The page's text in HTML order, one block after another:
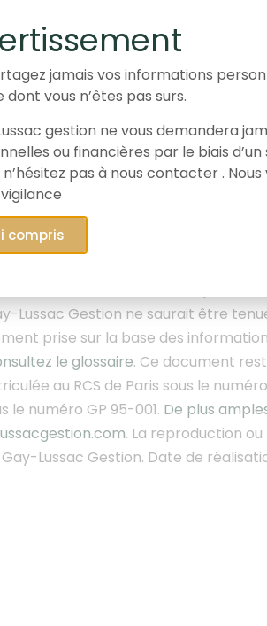
est diffusé à des fins
conseil en investissement, une
données, informations,
de publication et sont
Gestion, fournit une information
dans la valeur présentée pour
performances réalisées par le
des différents produits.
Elles ne
comporte des risques
d’investissement
Pour toute information
Lussac Gestion ne saurait être
prise sur la base des
le glossaire. Ce document
au RCS de Paris sous le
le numéro GP 95-001. De plus
. La reproduction
Lussac Gestion. Date de
jamais vos informations
dont vous n’êtes pas surs.
gestion ne vous demandera
ou financières par le biais
pas à nous contacter .
compris